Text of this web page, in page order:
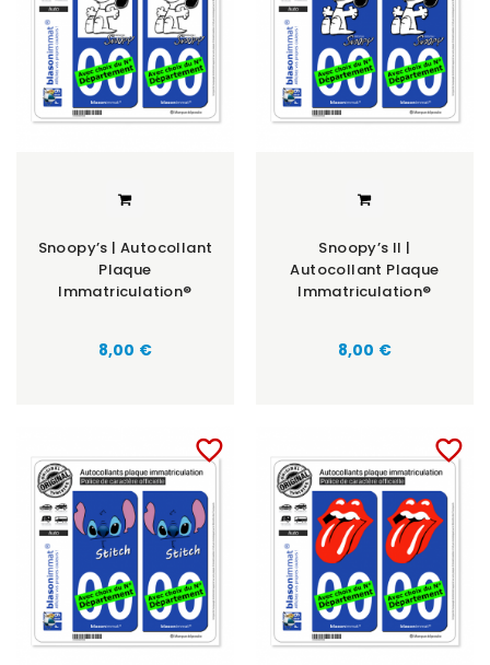
Snoopy’s | Autocollant
Plaque
Immatriculation®
8,00 €
Snoopy’s II |
Autocollant Plaque
Immatriculation®
8,00 €
favorite_border favorite_border